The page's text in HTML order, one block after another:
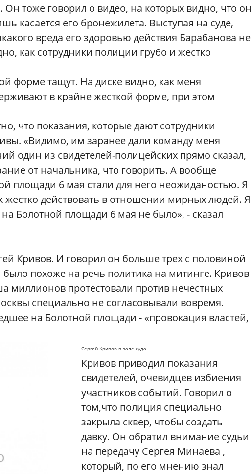
тоже говорил о видео, на которых видно, что он
касается его бронежилета. Выступая на суде,
вреда его здоровью действия Барабанова не
как сотрудники полиции грубо и жестко
форме тащут. На диске видно, как меня
в крайне жесткой форме, при этом
что показания, которые дают сотрудники
«Видимо, им заранее дали команду меня
один из свидетелей-полицейских прямо сказал,
от начальника, что говорить. А вообще
площади 6 мая стали для него неожиданостью. Я
жестко действовать в отношении мирных людей. Я
Болотной площади 6 мая не было», - сказал
Кривов. И говорил он больше трех с половиной
похоже на речь политика на митинге. Кривов
миллионов протестовали против нечестных
специально не согласовывали вовремя.
на Болотной площади - «провокация властей,
Сергей Кривов в зале суда
Кривов приводил показания
свидетелей, очевидцев избиения
участников событий. Говорил о
том,что полиция специально
закрыла сквер, чтобы создать
давку. Он обратил внимание судьи
на передачу Сергея Минаева ,
который, по его мнению знал